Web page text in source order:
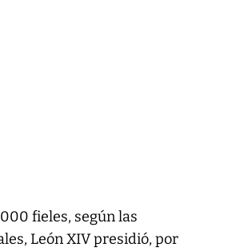
fieles, según las
León XIV presidió, por